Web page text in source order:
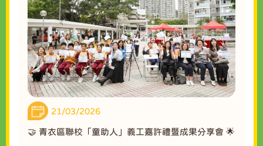
21/03/2026
🤝 青衣區聯校「童助人」義工嘉許禮暨成果分享會 🌟